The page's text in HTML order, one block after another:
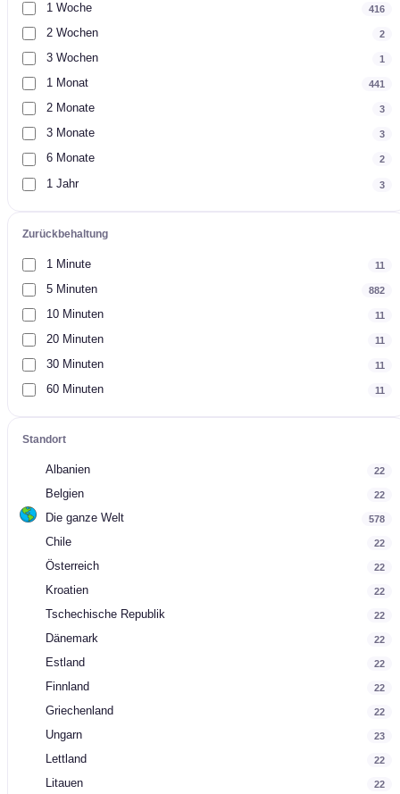
1 Woche 416
2 Wochen 2
3 Wochen 1
1 Monat 441
2 Monate 3
3 Monate 3
6 Monate 2
1 Jahr 3
Zurückbehaltung
1 Minute 11
5 Minuten 882
10 Minuten 11
20 Minuten 11
30 Minuten 11
60 Minuten 11
Standort
Albanien 22
Belgien 22
Die ganze Welt 578
Chile 22
Österreich 22
Kroatien 22
Tschechische Republik 22
Dänemark 22
Estland 22
Finnland 22
Griechenland 22
Ungarn 23
Lettland 22
Litauen 22